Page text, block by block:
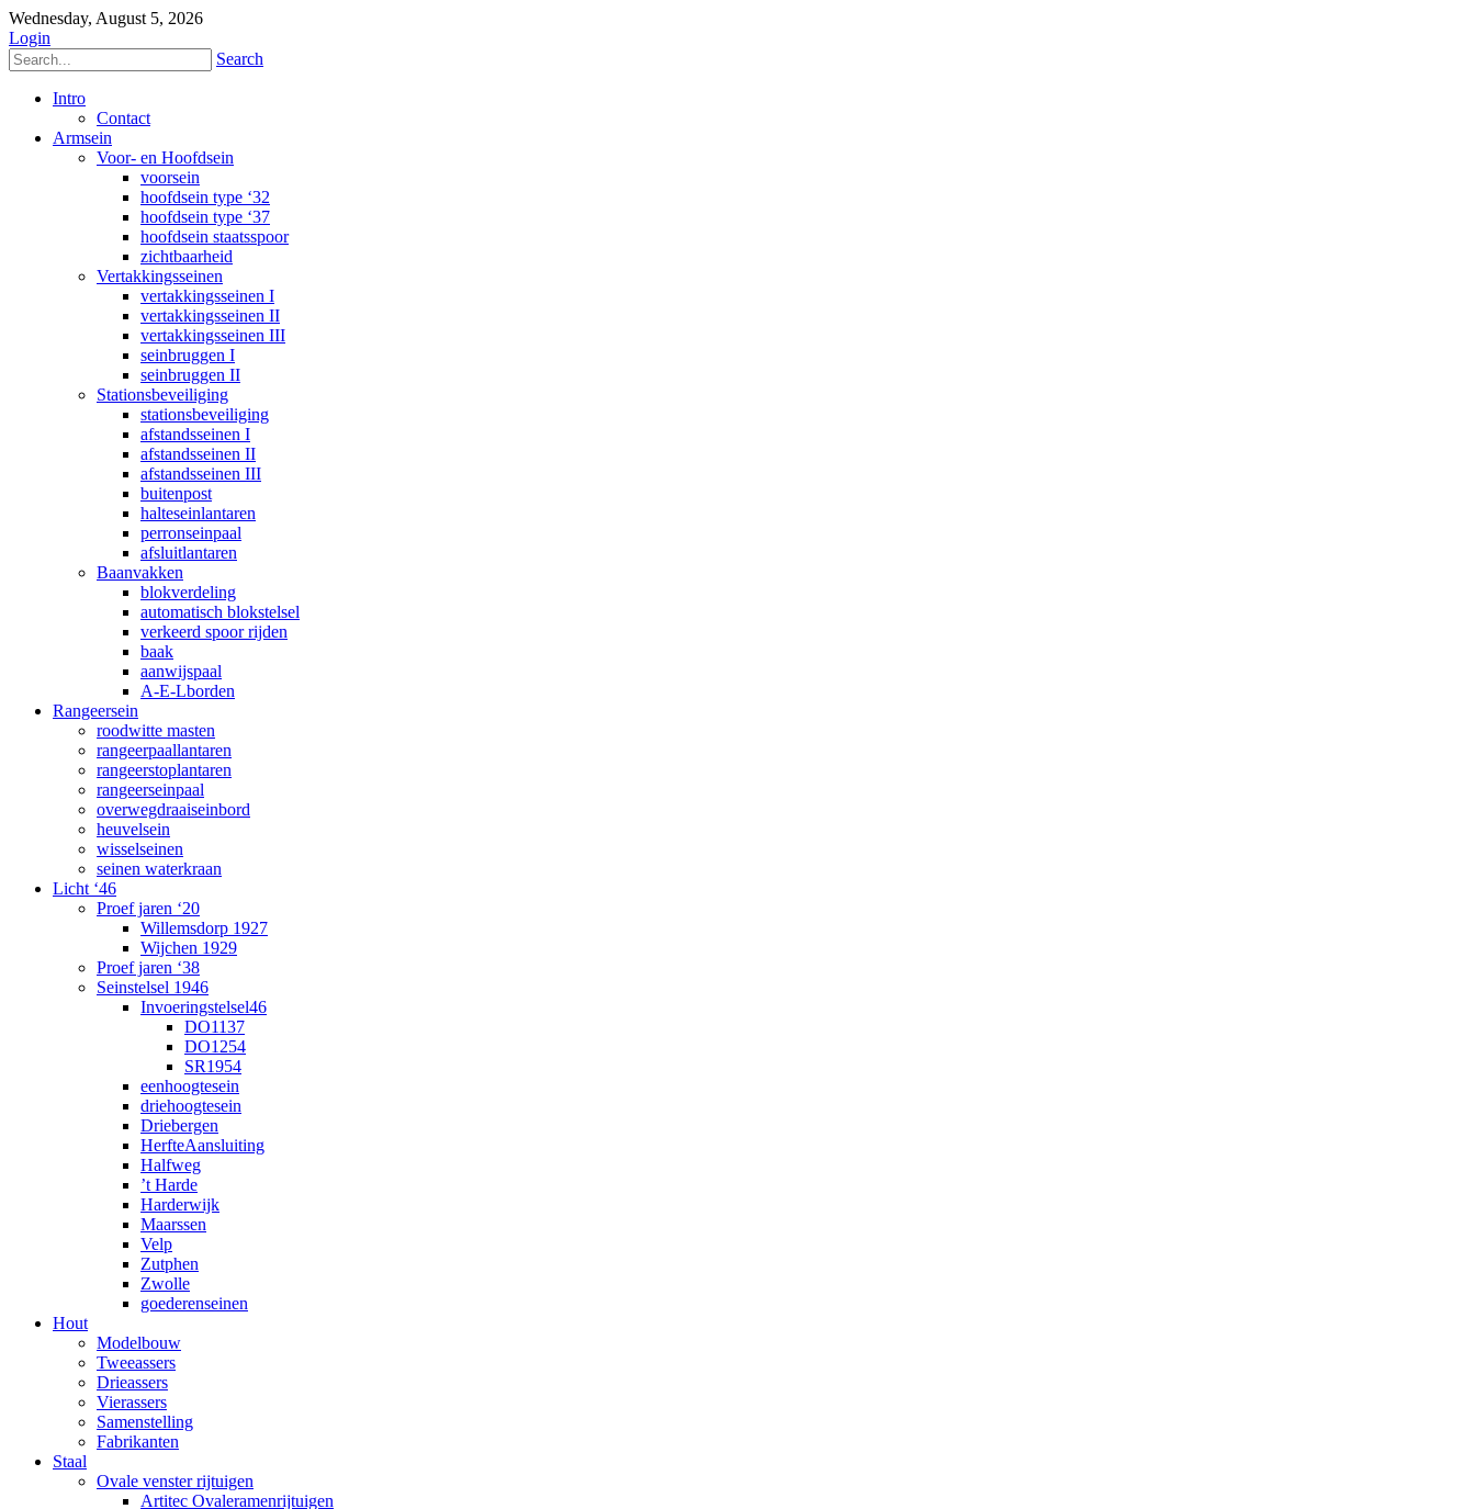
Wednesday, August 5, 2026
Login
Search
Intro
Contact
Armsein
Voor- en Hoofdsein
voorsein
hoofdsein type ‘32
hoofdsein type ‘37
hoofdsein staatsspoor
zichtbaarheid
Vertakkingsseinen
vertakkingsseinen I
vertakkingsseinen II
vertakkingsseinen III
seinbruggen I
seinbruggen II
Stationsbeveiliging
stationsbeveiliging
afstandsseinen I
afstandsseinen II
afstandsseinen III
buitenpost
halteseinlantaren
perronseinpaal
afsluitlantaren
Baanvakken
blokverdeling
automatisch blokstelsel
verkeerd spoor rijden
baak
aanwijspaal
A-E-Lborden
Rangeersein
roodwitte masten
rangeerpaallantaren
rangeerstoplantaren
rangeerseinpaal
overwegdraaiseinbord
heuvelsein
wisselseinen
seinen waterkraan
Licht ‘46
Proef jaren ‘20
Willemsdorp 1927
Wijchen 1929
Proef jaren ‘38
Seinstelsel 1946
Invoeringstelsel46
DO1137
DO1254
SR1954
eenhoogtesein
driehoogtesein
Driebergen
HerfteAansluiting
Halfweg
’t Harde
Harderwijk
Maarssen
Velp
Zutphen
Zwolle
goederenseinen
Hout
Modelbouw
Tweeassers
Drieassers
Vierassers
Samenstelling
Fabrikanten
Staal
Ovale venster rijtuigen
Artitec Ovaleramenrijtuigen